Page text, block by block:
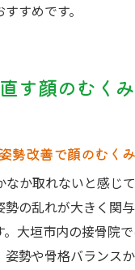
すめです。
す顔のむく
勢改善で顔のむく
か取れないと感じ
の乱れが大きく関
大垣市内の接骨院
勢や骨格バランス